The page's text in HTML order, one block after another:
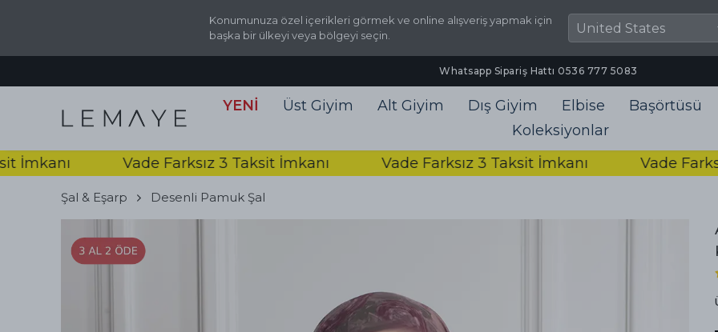
Konumunuza özel içerikleri görmek ve online alışveriş yapmak için
başka bir ülkeyi veya bölgeyi seçin.
2000₺ ve Üzeri Ücretsiz Kargo
YENİ Üst Giyim Alt Giyim Dış Giyim Elbise
Başörtüsü
Koleksiyonlar
Vade Farksız 3 Taksit İmkanı Vade Farksız 3 Taksit İmkanı Vade Farksız
Şal & Eşarp Desenli Pamuk Şal